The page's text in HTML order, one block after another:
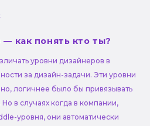
как понять кто ты?
уровни дизайнеров в
за дизайн-задачи. Эти уровни
логичнее было бы привязывать
в случаях когда в компании,
уровня, они автоматически